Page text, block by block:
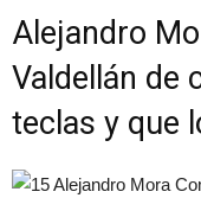
Alejandro
Valdellán de
teclas y que